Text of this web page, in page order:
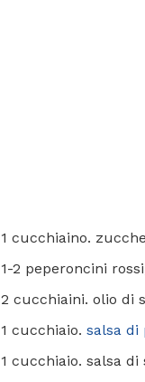
1 cucchiaino.
1-2 peperoncini
2 cucchiaini. olio di
1 cucchiaio. salsa di
1 cucchiaio. salsa di